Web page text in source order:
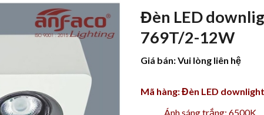
Đèn LED
769T/2-12W
Giá bán: Vui lòng liên hệ
Mã hàng: Đèn LED
Ánh sáng trắng: 6500K